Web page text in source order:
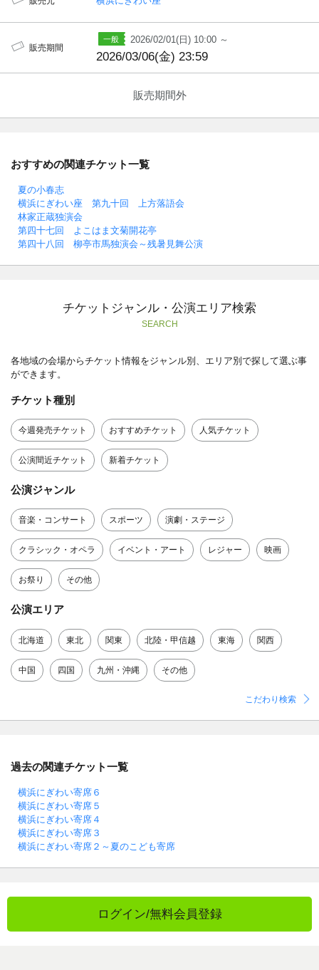
販売期間
2026/02/01(日) 10:00 ～
2026/03/06(金) 23:59
販売期間外
おすすめの関連チケット一覧
夏の小春志
横浜にぎわい座 第九十回 上方落語会
林家正蔵独演会
第四十七回 よこはま文菊開花亭
第四十八回 柳亭市馬独演会～残暑見舞公演
チケットジャンル・公演エリア検索
SEARCH
各地域の会場からチケット情報をジャンル別、エリア別で探して選ぶ事
ができます。
チケット種別
今週発売チケット おすすめチケット 人気チケット
公演間近チケット 新着チケット
公演ジャンル
音楽・コンサート スポーツ 演劇・ステージ
クラシック・オペラ イベント・アート レジャー 映画
お祭り その他
公演エリア
北海道 東北 関東 北陸・甲信越 東海 関西
中国 四国 九州・沖縄 その他
こだわり検索
過去の関連チケット一覧
横浜にぎわい寄席６
横浜にぎわい寄席５
横浜にぎわい寄席４
横浜にぎわい寄席３
横浜にぎわい寄席２～夏のこども寄席
ログイン/無料会員登録